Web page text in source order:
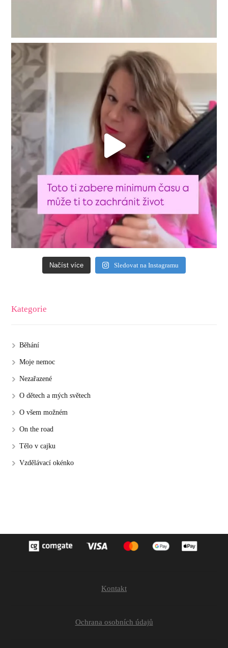
Načíst více Sledovat na Instagramu
Kategorie
Běhání
Moje nemoc
Nezařazené
O dětech a mých světech
O všem možném
On the road
Tělo v cajku
Vzdělávací okénko
Kontakt
Ochrana osobních údajů